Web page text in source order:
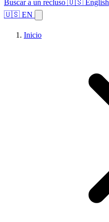
Buscar a un recluso 🇺🇸 English
🇺🇸 EN
Inicio